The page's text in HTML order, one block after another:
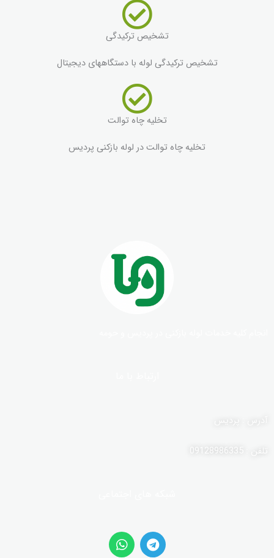
تشخیص ترکیدگی
تشخیص ترکیدگی لوله با دستگاههای دیجیتال
تخلیه چاه توالت
تخلیه چاه توالت در لوله بازکنی پردیس
تلفن : 09128986335
T
e
W
h